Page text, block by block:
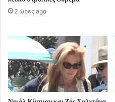
2 ώρες ago